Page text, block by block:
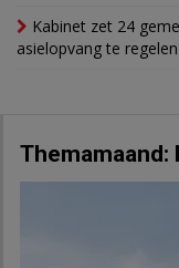
Kabinet zet 24
asielopvang te regelen